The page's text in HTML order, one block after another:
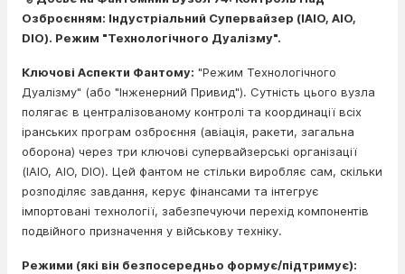
Озброєнням: Індустріальний Супервайзер (IAIO, AIO,
DIO). Режим "Технологічного Дуалізму".
Ключові Аспекти Фантому: "Режим Технологічного
Дуалізму" (або "Інженерний Привид"). Сутність цього вузла
полягає в централізованому контролі та координації всіх
іранських програм озброєння (авіація, ракети, загальна
оборона) через три ключові супервайзерські організації
(IAIO, AIO, DIO). Цей фантом не стільки виробляє сам, скільки
розподіляє завдання, керує фінансами та інтегрує
імпортовані технології, забезпечуючи перехід компонентів
подвійного призначення у військову техніку.
Режими (які він безпосередньо формує/підтримує):